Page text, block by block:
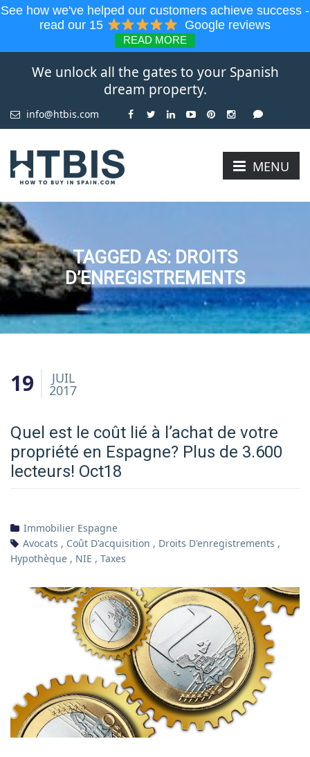
See how we've helped our customers achieve success -
read our 15
Google reviews
READ MORE
We unlock all the gates to your Spanish
dream property.
info@htbis.com
MENU
TAGGED AS: DROITS
D’ENREGISTREMENTS
19 JUIL
2017
Quel est le coût lié à l’achat de votre
propriété en Espagne? Plus de 3.600
lecteurs! Oct18
Immobilier Espagne
Avocats , Coût D'acquisition , Droits D'enregistrements ,
Hypothèque , NIE , Taxes